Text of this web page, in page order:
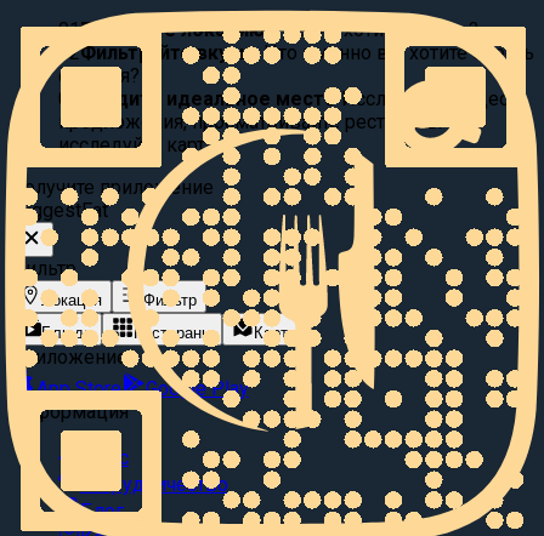
01Выберите локацию:
Где вы хотите поесть?
02Фильтруйте вкусы: Что именно вы хотите съесть
сегодня?
03
Найдите идеальное место Исследуйте видео
предложения, просматривайте рестораны или
исследуйте карту.
Получите приложение
SuggestEat
Фильтр
Локация
Фильтр
Блюда
Рестораны Карта
Приложение
App Store
Google Play
Информация
О нас
Сотрудничество
Блог